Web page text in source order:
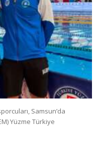
Samsun’da
Yüzme Türkiye